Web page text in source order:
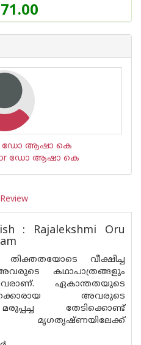
of ഡോ ആഷാ കെ
ഡോ ആഷാ കെ
: Rajalekshmi Oru
തിക്തതയോടെ വീക്ഷിച്ച
കഥാപാത്രങ്ങളും
ഏകാന്തതയുടെ
അവരുടെ
തേടിക്കൊണ്ട്
മൃഗതൃഷ്ണയിലേക്ക്